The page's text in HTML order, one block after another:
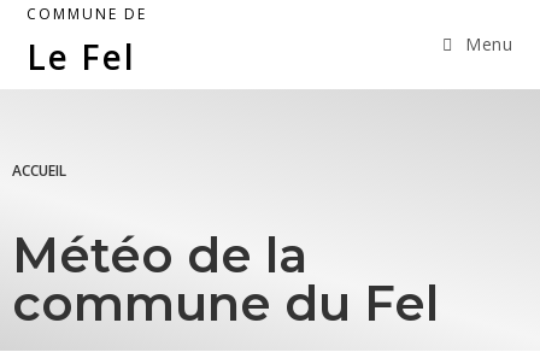
COMMUNE DE
Le Fel Menu
ACCUEIL
Météo de la
commune du Fel